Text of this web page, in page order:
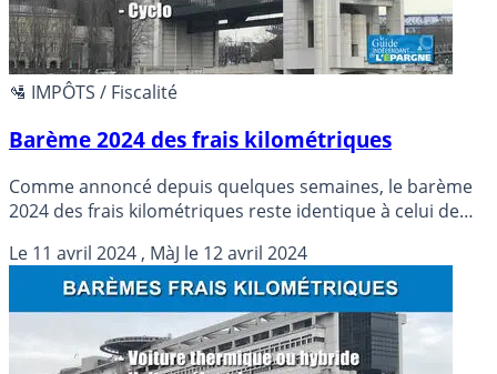
🛂 IMPÔTS / Fiscalité
Barème 2024 des frais kilométriques
Comme annoncé depuis quelques semaines, le barème
2024 des frais kilométriques reste identique à celui de
Le 11 avril 2024 , MàJ le 12 avril 2024